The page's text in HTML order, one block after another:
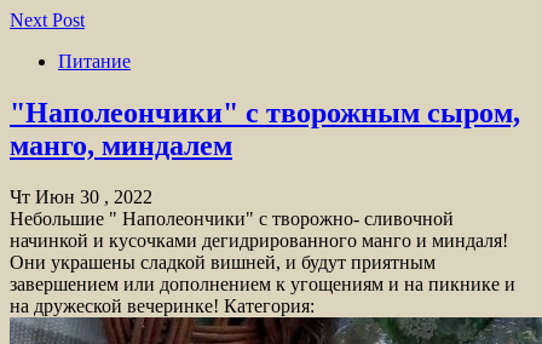
Next Post
Питание
"Наполеончики" с творожным сыром,
манго, миндалем
Чт Июн 30 , 2022
Небольшие " Наполеончики" с творожно- сливочной
начинкой и кусочками дегидрированного манго и миндаля!
Они украшены сладкой вишней, и будут приятным
завершением или дополнением к угощениям и на пикнике и
на дружеской вечеринке! Категория: